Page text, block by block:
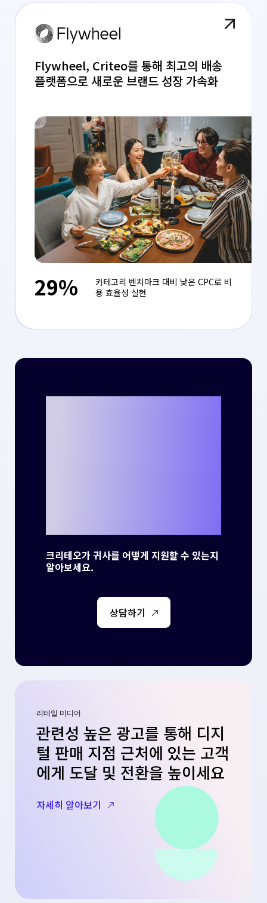
Flywheel, Criteo를 통해 최고의 배송
플랫폼으로 새로운 브랜드 성장 가속화
29%
카테고리 벤치마크 대비 낮은 CPC로 비
용 효율성 실현
크리테오가 귀사를 어떻게 지원할 수 있는지
알아보세요.
상담하기
리테일 미디어
관련성 높은 광고를 통해 디지
털 판매 지점 근처에 있는 고객
에게 도달 및 전환을 높이세요
자세히 알아보기